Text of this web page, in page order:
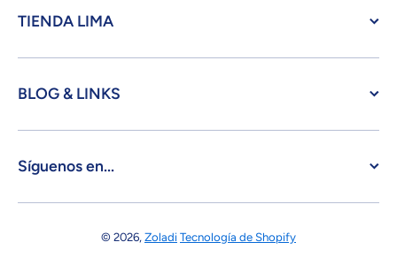
TIENDA LIMA
BLOG & LINKS
Síguenos en...
© 2026,Zoladi Tecnología de Shopify